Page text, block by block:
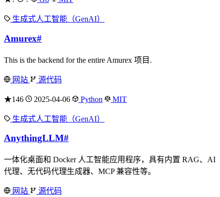
生成式人工智能（GenAI）
Amurex#
This is the backend for the entire Amurex 项目.
网站 源代码
★146 2025-04-06 Python MIT
生成式人工智能（GenAI）
AnythingLLM#
一体化桌面和 Docker 人工智能应用程序，具有内置 RAG、AI
代理、无代码代理生成器、MCP 兼容性等。
网站 源代码